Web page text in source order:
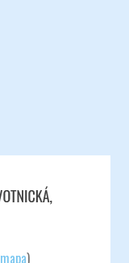
mapa)